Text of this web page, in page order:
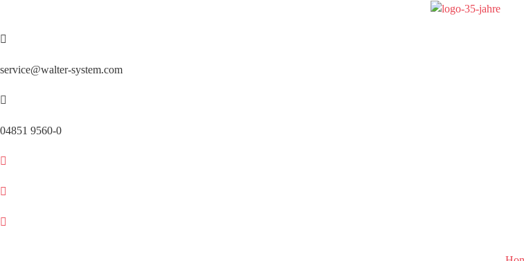
springen
service@walter-system.com
04851 9560-0